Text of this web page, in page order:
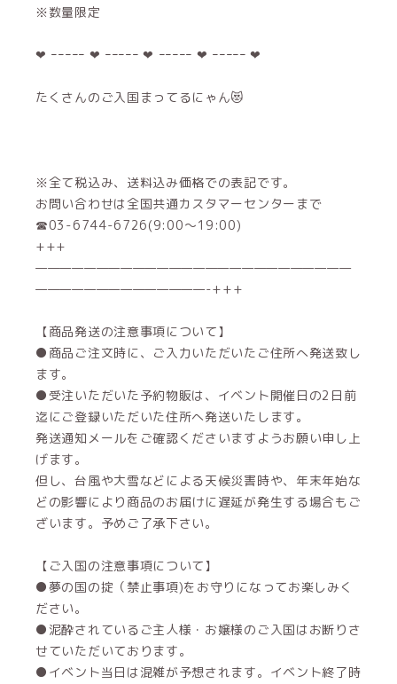
※数量限定
❤︎‬ ｰｰｰｰｰ ‪‪❤︎‬ ｰｰｰｰｰ ‪‪❤︎‬ ｰｰｰｰｰ ‪‪❤︎‬ ｰｰｰｰｰ ❤︎
たくさんのご入国まってるにゃん😻
※全て税込み、送料込み価格での表記です。
お問い合わせは全国共通カスタマーセンターまで
☎03-6744-6726(9:00～19:00)
+++
——————————————————————————
——————————————-+++
【商品発送の注意事項について】
●商品ご注文時に、ご入力いただいたご住所へ発送致し
ます。
●受注いただいた予約物販は、イベント開催日の2日前
迄にご登録いただいた住所へ発送いたします。
発送通知メールをご確認くださいますようお願い申し上
げます。
但し、台風や大雪などによる天候災害時や、年末年始な
どの影響により商品のお届けに遅延が発生する場合もご
ざいます。予めご了承下さい。
【ご入国の注意事項について】
●夢の国の掟（禁止事項)をお守りになってお楽しみく
ださい。
●泥酔されているご主人様・お嬢様のご入国はお断りさ
せていただいております。
●イベント当日は混雑が予想されます。イベント終了時